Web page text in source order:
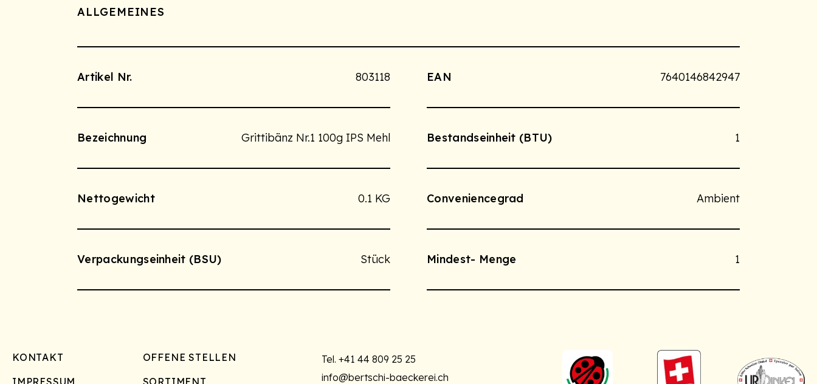
ALLGEMEINES
Artikel Nr. 803118 EAN 7640146842947
Bezeichnung Grittibänz Nr.1 100g IPS Mehl Bestandseinheit (BTU) 1
Nettogewicht 0.1 KG Conveniencegrad Ambient
Verpackungseinheit (BSU) Stück Mindest- Menge 1
Footer
KONTAKT
OFFENE STELLEN
IMPRESSUM
SORTIMENT
Tel.+41 44 809 25 25
info@bertschi-baeckerei.ch